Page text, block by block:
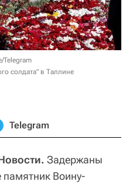
Telegram
солдата" в Таллине
Telegram
Задержаны
Воину-